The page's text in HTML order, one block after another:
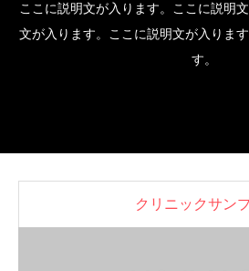
ここに説明文が入ります。ここに説明
文が入ります。ここに説明文が入りま
す。
クリニックサン